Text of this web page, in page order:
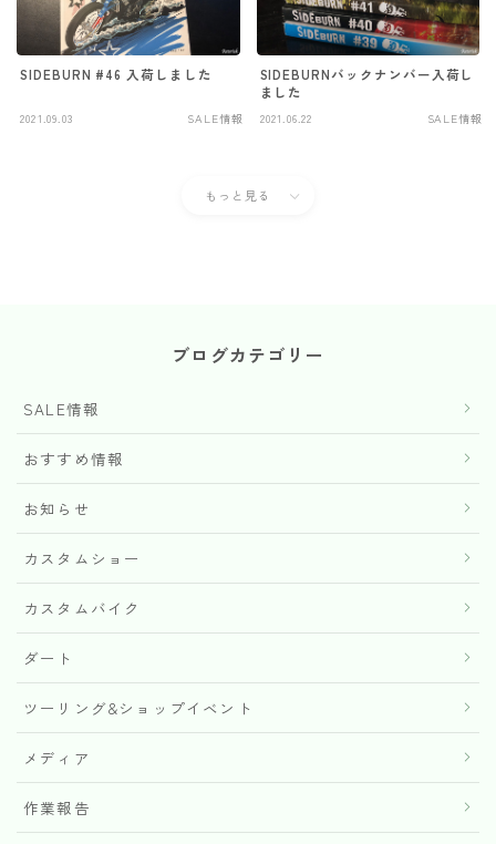
SIDEBURN #46 入荷しました
2021.09.03 SALE情報
SIDEBURNバックナンバー入荷し
ました
2021.06.22 SALE情報
もっと見る
ブログカテゴリー
SALE情報
おすすめ情報
お知らせ
カスタムショー
カスタムバイク
ダート
ツーリング&ショップイベント
メディア
作業報告